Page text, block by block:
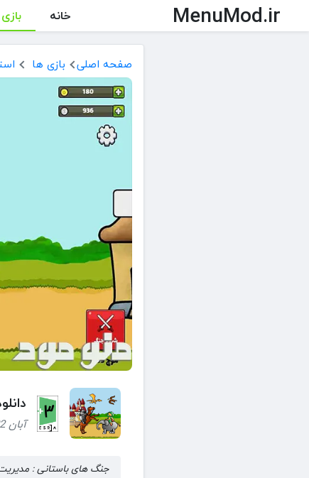
MenuMod.ir خانه
صفحه اصلی بازی ها
آبان 22, 1404 (9 ماه قبل)
جنگ های باستانی : مدیریت